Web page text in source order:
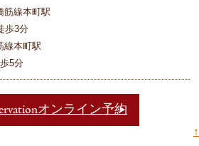
筋線本町駅
歩3分
線本町駅
5分
オンライン予約
↑